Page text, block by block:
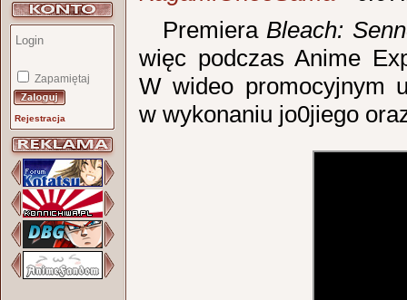
Zapamiętaj
Rejestracja
PremieraBleach:
więc podczas Anime
W wideo promocyjnym
w wykonaniu jo0jiego